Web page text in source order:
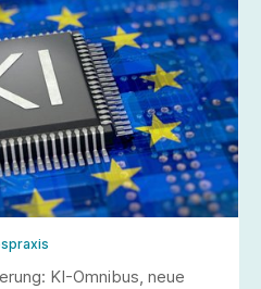
KI-Omnibus, neue